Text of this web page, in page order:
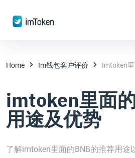
Home Im钱包客户评价 Imtoken
imtoken里面
用途及优势
了解imtoken里面的BNB的推荐用途